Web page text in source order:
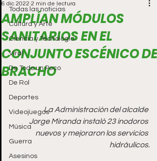
Todas las noticias
Cultura y Arte
Ciencia y Tecnología
Viral
De Todo un Poco
De Rol
Deportes
Videojuegos
Música
Guerra
Asesinos
AMPLÍAN MÓDULOS
SANITARIOS EN EL
CONJUNTO ESCÉNICO DE
BRACHO
6 dic 2022 2 min de lectura
· La Administración del alcalde
Jorge Miranda instaló 23 inodoros
nuevos y mejoraron los servicios
hidráulicos.